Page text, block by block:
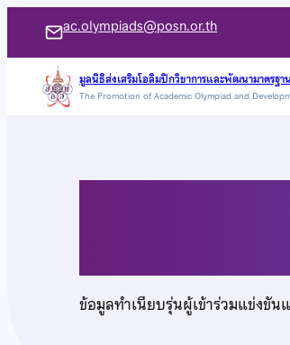
เนื้อหา
ac.olympiads@posn.or.th
มูลนิธิส่งเสริมโอลิมปิกวิชาการและพัฒนามาตรฐ
The Promotion of Academic Olympiad and
ข้อมูลทำเนียบรุ่นผู้เข้าร่วมแข่งขั